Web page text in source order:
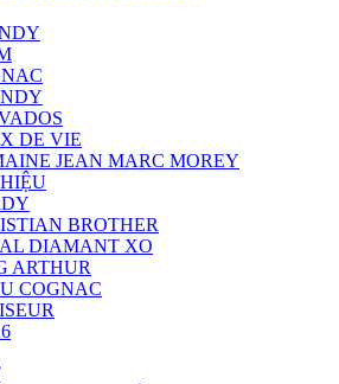
DE VIE
JEAN MARC MOREY
BROTHER
DIAMANT XO
ARTHUR
COGNAC